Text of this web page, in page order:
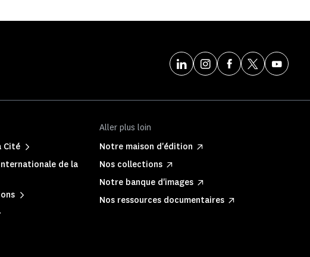
Cité
de la
Aller plus loin
Notre maison d'édition
Nos collections
Notre banque d'images
Nos ressources documentaires